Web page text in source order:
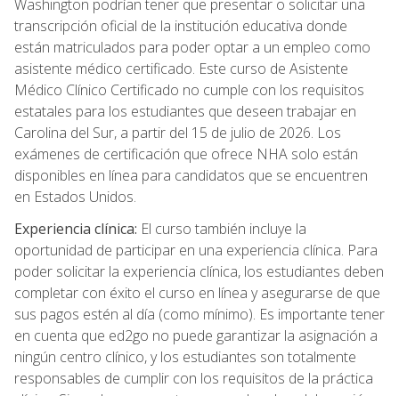
Washington podrían tener que presentar o solicitar una
transcripción oficial de la institución educativa donde
están matriculados para poder optar a un empleo como
asistente médico certificado. Este curso de Asistente
Médico Clínico Certificado no cumple con los requisitos
estatales para los estudiantes que deseen trabajar en
Carolina del Sur, a partir del 15 de julio de 2026. Los
exámenes de certificación que ofrece NHA solo están
disponibles en línea para candidatos que se encuentren
en Estados Unidos.
Experiencia clínica: El curso también incluye la
oportunidad de participar en una experiencia clínica. Para
poder solicitar la experiencia clínica, los estudiantes deben
completar con éxito el curso en línea y asegurarse de que
sus pagos estén al día (como mínimo). Es importante tener
en cuenta que ed2go no puede garantizar la asignación a
ningún centro clínico, y los estudiantes son totalmente
responsables de cumplir con los requisitos de la práctica